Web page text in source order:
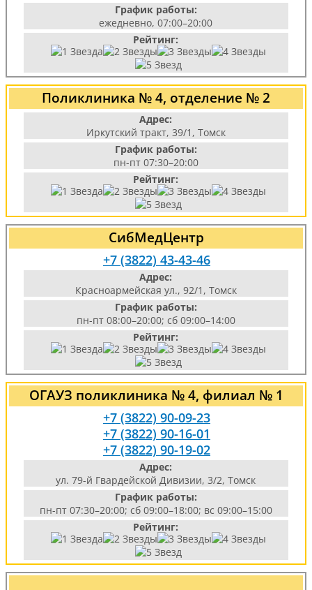
График работы:
ежедневно, 07:00–20:00
Рейтинг:
Поликлиника № 4, отделение № 2
Адрес:
Иркутский тракт, 39/1, Томск
График работы:
пн-пт 07:30–20:00
Рейтинг:
СибМедЦентр
+7 (3822) 43-43-46
Адрес:
Красноармейская ул., 92/1, Томск
График работы:
пн-пт 08:00–20:00; сб 09:00–14:00
Рейтинг:
ОГАУЗ поликлиника № 4, филиал № 1
+7 (3822) 90-09-23
+7 (3822) 90-16-01
+7 (3822) 90-19-02
Адрес:
ул. 79-й Гвардейской Дивизии, 3/2, Томск
График работы:
пн-пт 07:30–20:00; сб 09:00–18:00; вс 09:00–15:00
Рейтинг: